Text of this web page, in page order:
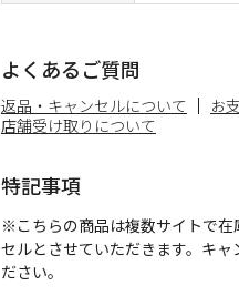
よくあるご質問
返品・キャンセルについて お
店舗受け取りについて
特記事項
※こちらの商品は複数サイトで
セルとさせていただきます。キ
ださい。